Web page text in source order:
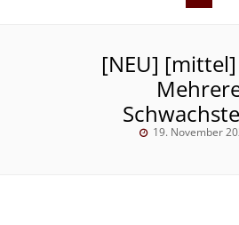
[NEU]
19. November